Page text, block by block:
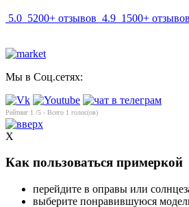
5.0 5200+ отзывов 4.9 1500+ отзывов
Мы в Соц.сетях:
Рейтинг 1 /5 - Всего 1 голос(ов)
X
Как пользоваться примеркой
перейдите в оправы или
выберите понравившуюся